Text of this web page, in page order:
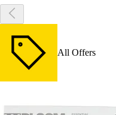
All Offers